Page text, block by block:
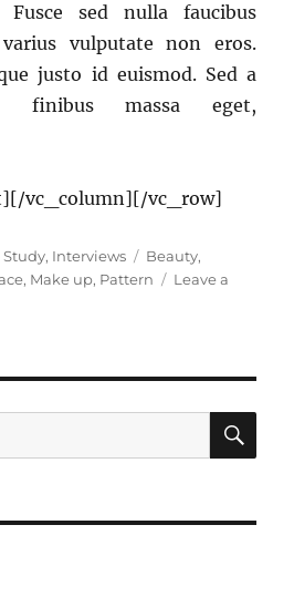
Fusce sed nulla faucibus
vulputate non eros.
justo id euismod. Sed a
finibus massa eget,
vc_column][/vc_row]
Study, Interviews Tags
Beauty,
, Make up, Pattern
Leave a